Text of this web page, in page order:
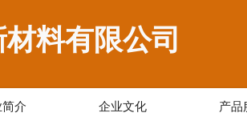
料有限公司
介 企业文化 产品